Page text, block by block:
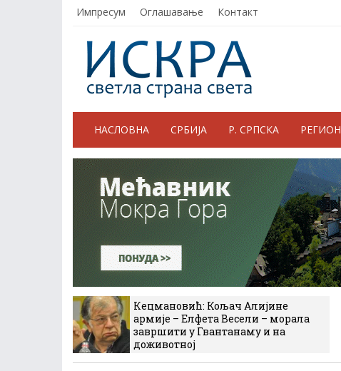
Импресум Оглашавање Контакт
НАСЛОВНА СРБИЈА Р. СРПСКА РЕГИОН
Кецмановић: Кољач Алијине
армије – Елфета Весели – морала
завршити у Гвантанаму и на
доживотној